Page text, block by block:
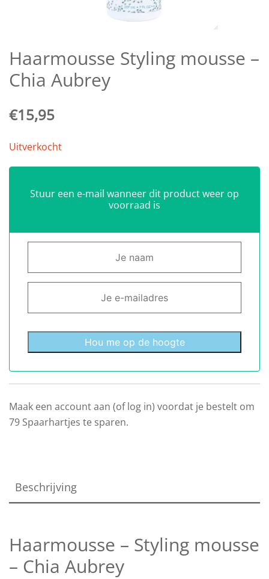
Haarmousse Styling mousse –
Chia Aubrey
€15,95
Uitverkocht
Stuur een e-mail wanneer dit product weer op
voorraad is
Hou me op de hoogte
Maak een account aan (of log in) voordat je bestelt om
79 Spaarhartjes te sparen.
Beschrijving
Haarmousse – Styling mousse
– Chia Aubrey